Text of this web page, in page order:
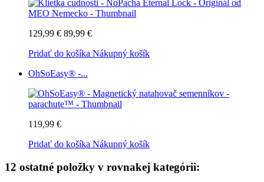
129,99 € 89,99 €
Pridať do košíka Nákupný košík
OhSoEasy® -...
119,99 €
Pridať do košíka Nákupný košík
12 ostatné položky v rovnakej kategórii: